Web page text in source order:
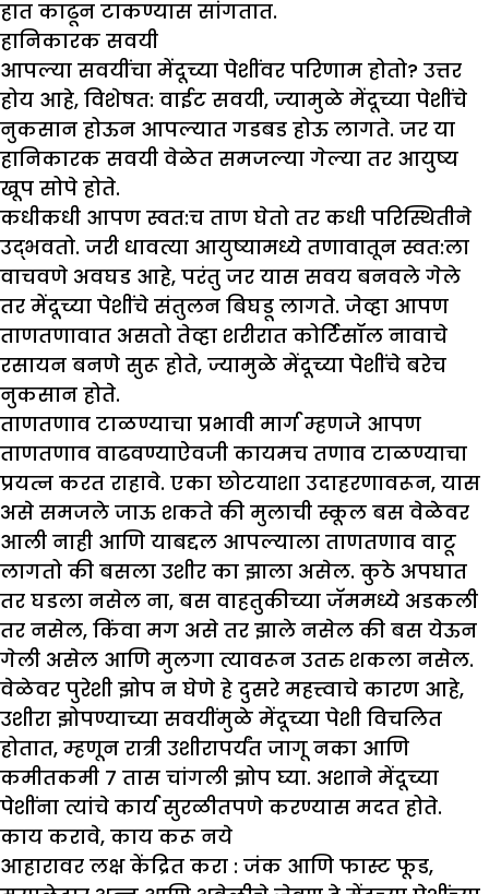
हात काढून टाकण्यास सांगतात.
हानिकारक सवयी
आपल्या सवयींचा मेंदूच्या पेशींवर परिणाम होतो? उत्तर
होय आहे, विशेषत: वाईट सवयी, ज्यामुळे मेंदूच्या पेशींचे
नुकसान होऊन आपल्यात गडबड होऊ लागते. जर या
हानिकारक सवयी वेळेत समजल्या गेल्या तर आयुष्य
खूप सोपे होते.
कधीकधी आपण स्वत:च ताण घेतो तर कधी परिस्थितीने
उद्भवतो. जरी धावत्या आयुष्यामध्ये तणावातून स्वत:ला
वाचवणे अवघड आहे, परंतु जर यास सवय बनवले गेले
तर मेंदूच्या पेशींचे संतुलन बिघडू लागते. जेव्हा आपण
ताणतणावात असतो तेव्हा शरीरात कोर्टिसॉल नावाचे
रसायन बनणे सुरू होते, ज्यामुळे मेंदूच्या पेशींचे बरेच
नुकसान होते.
ताणतणाव टाळण्याचा प्रभावी मार्ग म्हणजे आपण
ताणतणाव वाढवण्याऐवजी कायमच तणाव टाळण्याचा
प्रयत्न करत राहावे. एका छोटयाशा उदाहरणावरून, यास
असे समजले जाऊ शकते की मुलाची स्कूल बस वेळेवर
आली नाही आणि याबद्दल आपल्याला ताणतणाव वाटू
लागतो की बसला उशीर का झाला असेल. कुठे अपघात
तर घडला नसेल ना, बस वाहतुकीच्या जॅममध्ये अडकली
तर नसेल, किंवा मग असे तर झाले नसेल की बस येऊन
गेली असेल आणि मुलगा त्यावरून उतरु शकला नसेल.
वेळेवर पुरेशी झोप न घेणे हे दुसरे महत्त्वाचे कारण आहे,
उशीरा झोपण्याच्या सवयींमुळे मेंदूच्या पेशी विचलित
होतात, म्हणून रात्री उशीरापर्यंत जागू नका आणि
कमीतकमी ७ तास चांगली झोप घ्या. अशाने मेंदूच्या
पेशींना त्यांचे कार्य सुरळीतपणे करण्यास मदत होते.
काय करावे, काय करू नये
आहारावर लक्ष केंद्रित करा : जंक आणि फास्ट फूड,